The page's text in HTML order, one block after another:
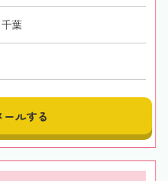
葉
ルする